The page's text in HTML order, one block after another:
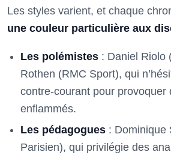
Les styles varient, et chaque
une couleur particulière aux
Les polémistes : Daniel Riolo
Rothen (RMC Sport), qui
contre-courant pour provoquer
enflammés.
Les pédagogues : Dominique
Parisien), qui privilégie des